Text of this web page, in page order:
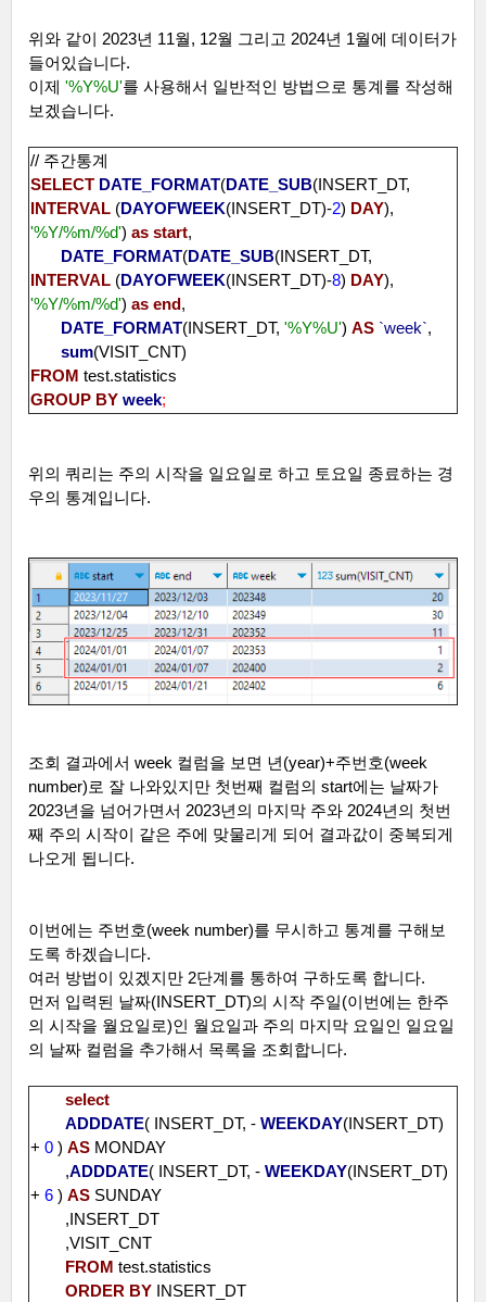
위와 같이 2023년 11월, 12월 그리고 2024년 1월에 데이터가
들어있습니다.
이제 '%Y%U'를 사용해서 일반적인 방법으로 통계를 작성해
보겠습니다.
// 주간통계
SELECT DATE_FORMAT(DATE_SUB(INSERT_DT,
INTERVAL (DAYOFWEEK(INSERT_DT)-2) DAY),
'%Y/%m/%d') as start,
DATE_FORMAT(DATE_SUB(INSERT_DT,
INTERVAL (DAYOFWEEK(INSERT_DT)-8) DAY),
'%Y/%m/%d') as end,
DATE_FORMAT(INSERT_DT, '%Y%U') AS `week`,
sum(VISIT_CNT)
FROM test.statistics
GROUP BY week;
위의 쿼리는 주의 시작을 일요일로 하고 토요일 종료하는 경
우의 통계입니다.
조회 결과에서 week 컬럼을 보면 년(year)+주번호(week
number)로 잘 나와있지만 첫번째 컬럼의 start에는 날짜가
2023년을 넘어가면서 2023년의 마지막 주와 2024년의 첫번
째 주의 시작이 같은 주에 맞물리게 되어 결과값이 중복되게
나오게 됩니다.
이번에는 주번호(week number)를 무시하고 통계를 구해보
도록 하겠습니다.
여러 방법이 있겠지만 2단계를 통하여 구하도록 합니다.
먼저 입력된 날짜(INSERT_DT)의 시작 주일(이번에는 한주
의 시작을 월요일로)인 월요일과 주의 마지막 요일인 일요일
의 날짜 컬럼을 추가해서 목록을 조회합니다.
select
ADDDATE( INSERT_DT, - WEEKDAY(INSERT_DT)
+ 0 ) AS MONDAY
,ADDDATE( INSERT_DT, - WEEKDAY(INSERT_DT)
+ 6 ) AS SUNDAY
,INSERT_DT
,VISIT_CNT
FROM test.statistics
ORDER BY INSERT_DT